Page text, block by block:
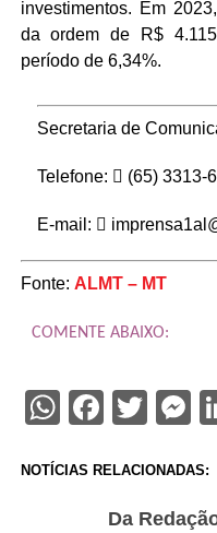
investimentos. Em
da ordem de R$
período de 6,34%.
Secretaria de
Telefone: (65) 3313-
E-mail:
Fonte: ALMT – MT
COMENTE ABAIXO:
WhatsApp
NOTÍCIAS RELACIONADAS:
Da